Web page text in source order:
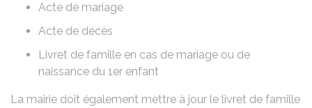
Acte de mariage
Acte de décès
Livret de famille en cas de mariage ou de
naissance du 1er enfant
La mairie doit également mettre à jour le livret de famille